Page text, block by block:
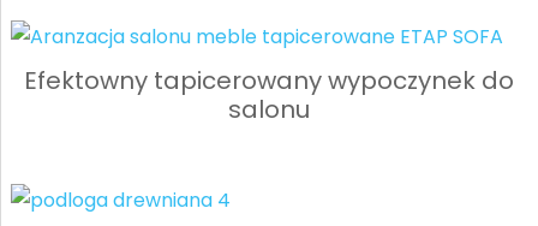
Efektowny tapicerowany wypoczynek do
salonu